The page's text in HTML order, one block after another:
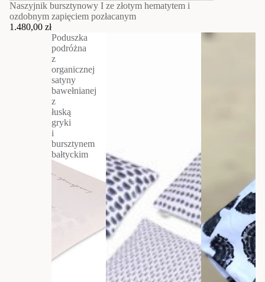
Naszyjnik bursztynowy I ze złotym hematytem i
ozdobnym zapięciem pozłacanym
1.480,00 zł
Poduszka
podróżna
z
organicznej
satyny
bawełnianej
z
łuską
gryki
i
bursztynem
bałtyckim